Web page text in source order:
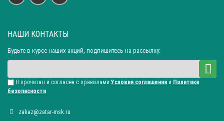
Длина рукояти: 120 ± 5 мм
Материал лезвия: Нержавеющая сталь 65х13
Материал рукоятки: Дерево орех(теплая)
Наибольшая ширина клинка: 34 ± 2 мм
Наибольшая ширина клинка: 35 ± 2 мм
Наибольшая ширина клинка: 37 ± 2 мм
НАШИ КОНТАКТЫ
Будьте в курсе наших акций, подпишитесь на рассылку:
Я прочитал и согласен с правилами Условия соглашения и Политика
безопасности
zakaz@zatar-msk.ru